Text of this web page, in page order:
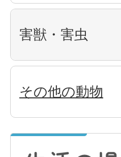
害獣・害虫
その他の動物